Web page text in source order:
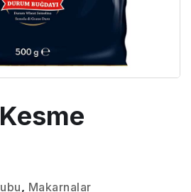
, Makarnalar